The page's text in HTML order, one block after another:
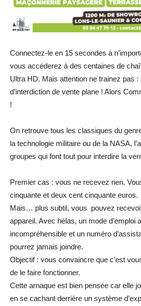
Connectez-le en 15 secondes à
vous accéderez à des centaines de
Ultra HD. Mais attention ne trainez pas :
d’interdiction de vente plane ! Alors
!
On retrouve tous les classiques du
la technologie militaire ou de la NASA,
groupes qui font tout pour interdire la
Premier cas : vous ne recevez rien.
cinquante et deux cent cinquante euros.
Mais… plus subtil, vous pouvez
appareil. Avec hélas, un mode d’emploi
incompréhensible et un numéro
pourrez jamais joindre.
Objectif : vous convaincre que c’est
de le faire fonctionner.
Cette arnaque est bien pensée car elle
en se cachant derrière un système